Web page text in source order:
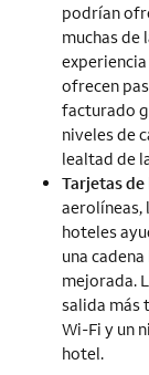
podrían
muchas de
ofrecen
facturado
niveles de
lealtad de
Tarjetas
aerolíneas,
hoteles
una
mejorada.
salida más
Wi-Fi y un
hotel.